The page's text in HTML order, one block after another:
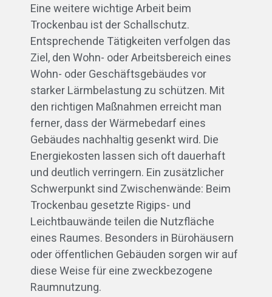
Eine weitere wichtige Arbeit beim
Trockenbau ist der Schallschutz.
Entsprechende Tätigkeiten verfolgen das
Ziel, den Wohn- oder Arbeitsbereich eines
Wohn- oder Geschäftsgebäudes vor
starker Lärmbelastung zu schützen. Mit
den richtigen Maßnahmen erreicht man
ferner, dass der Wärmebedarf eines
Gebäudes nachhaltig gesenkt wird. Die
Energiekosten lassen sich oft dauerhaft
und deutlich verringern. Ein zusätzlicher
Schwerpunkt sind Zwischenwände: Beim
Trockenbau gesetzte Rigips- und
Leichtbauwände teilen die Nutzfläche
eines Raumes. Besonders in Bürohäusern
oder öffentlichen Gebäuden sorgen wir auf
diese Weise für eine zweckbezogene
Raumnutzung.